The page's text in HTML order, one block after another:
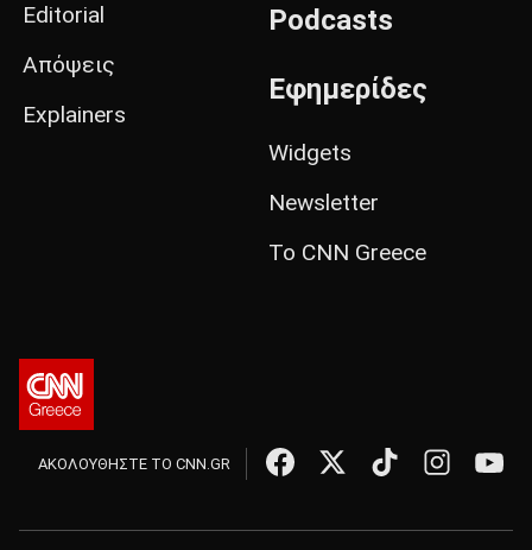
Editorial
Απόψεις
Explainers
Podcasts
Εφημερίδες
Widgets
Newsletter
Το CNN Greece
ΑΚΟΛΟΥΘΗΣΤΕ ΤΟ CNN.GR